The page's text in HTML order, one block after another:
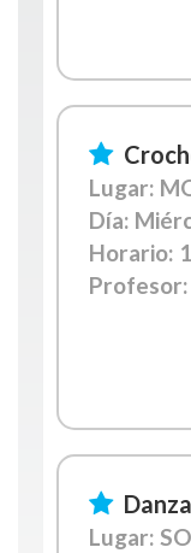
Lugar:
Día:
Horario:
Profesor:
Lugar: